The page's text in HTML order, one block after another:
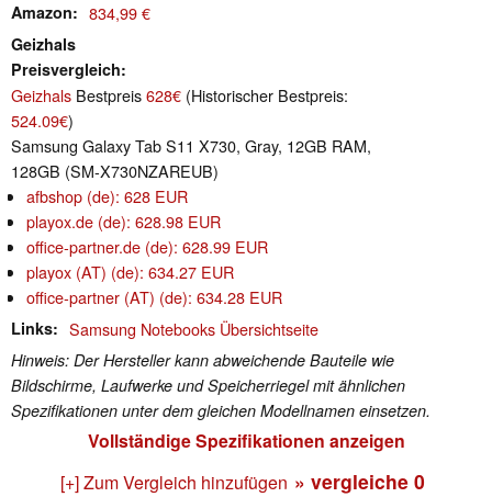
Amazon 834,99 €
Geizhals
Preisvergleich
Geizhals Bestpreis628€ (Historischer Bestpreis:
524.09€)
Samsung Galaxy Tab S11 X730, Gray, 12GB RAM,
128GB (SM-X730NZAREUB)
afbshop (de): 628 EUR
playox.de (de): 628.98 EUR
office-partner.de (de): 628.99 EUR
playox (AT) (de): 634.27 EUR
office-partner (AT) (de): 634.28 EUR
Links Samsung Notebooks Übersichtseite
Hinweis: Der Hersteller kann abweichende Bauteile wie
Bildschirme, Laufwerke und Speicherriegel mit ähnlichen
Spezifikationen unter dem gleichen Modellnamen einsetzen.
Vollständige Spezifikationen anzeigen
[+] Zum Vergleich hinzufügen » vergleiche 0